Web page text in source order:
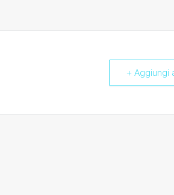
+ Aggiungi